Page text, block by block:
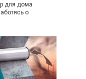
для дома
о